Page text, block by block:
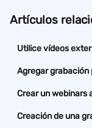
Artículos
Utilice vídeos
Agregar grabación
Crear un webinars